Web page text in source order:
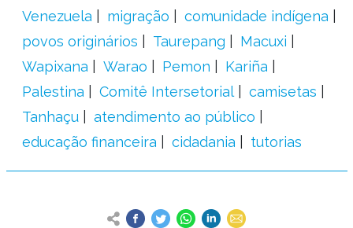
Venezuela
migração
comunidade indígena
povos originários
Taurepang
Macuxi
Wapixana
Warao Pemon
Kariña
Palestina
Comitê Intersetorial
camisetas
Tanhaçu
atendimento ao público
educação financeira
cidadania tutorias